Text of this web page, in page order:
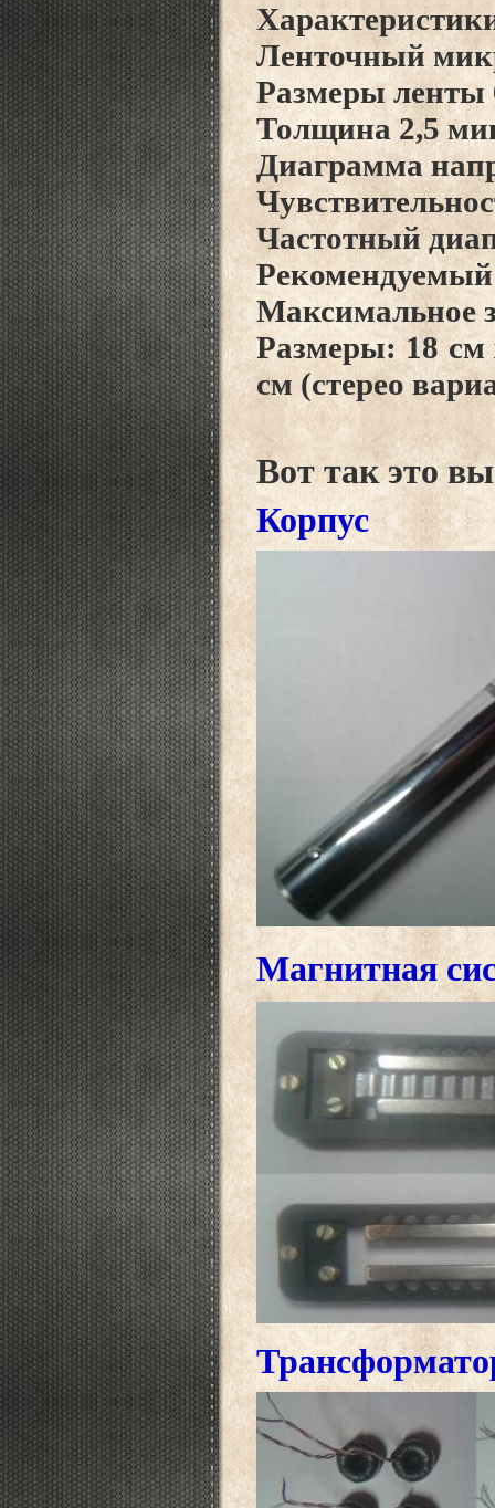
Ленточный
Размеры
Толщина 2,5
Диаграмма
Частотный
Максимальное
Размеры: 18 см
см (стерео
Вот так это
Корпус
Магнитная